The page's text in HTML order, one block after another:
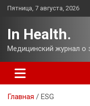
Перейти
Пятница, 7 августа, 2026
In Health.
Медицинский журнал о
Главная ESG